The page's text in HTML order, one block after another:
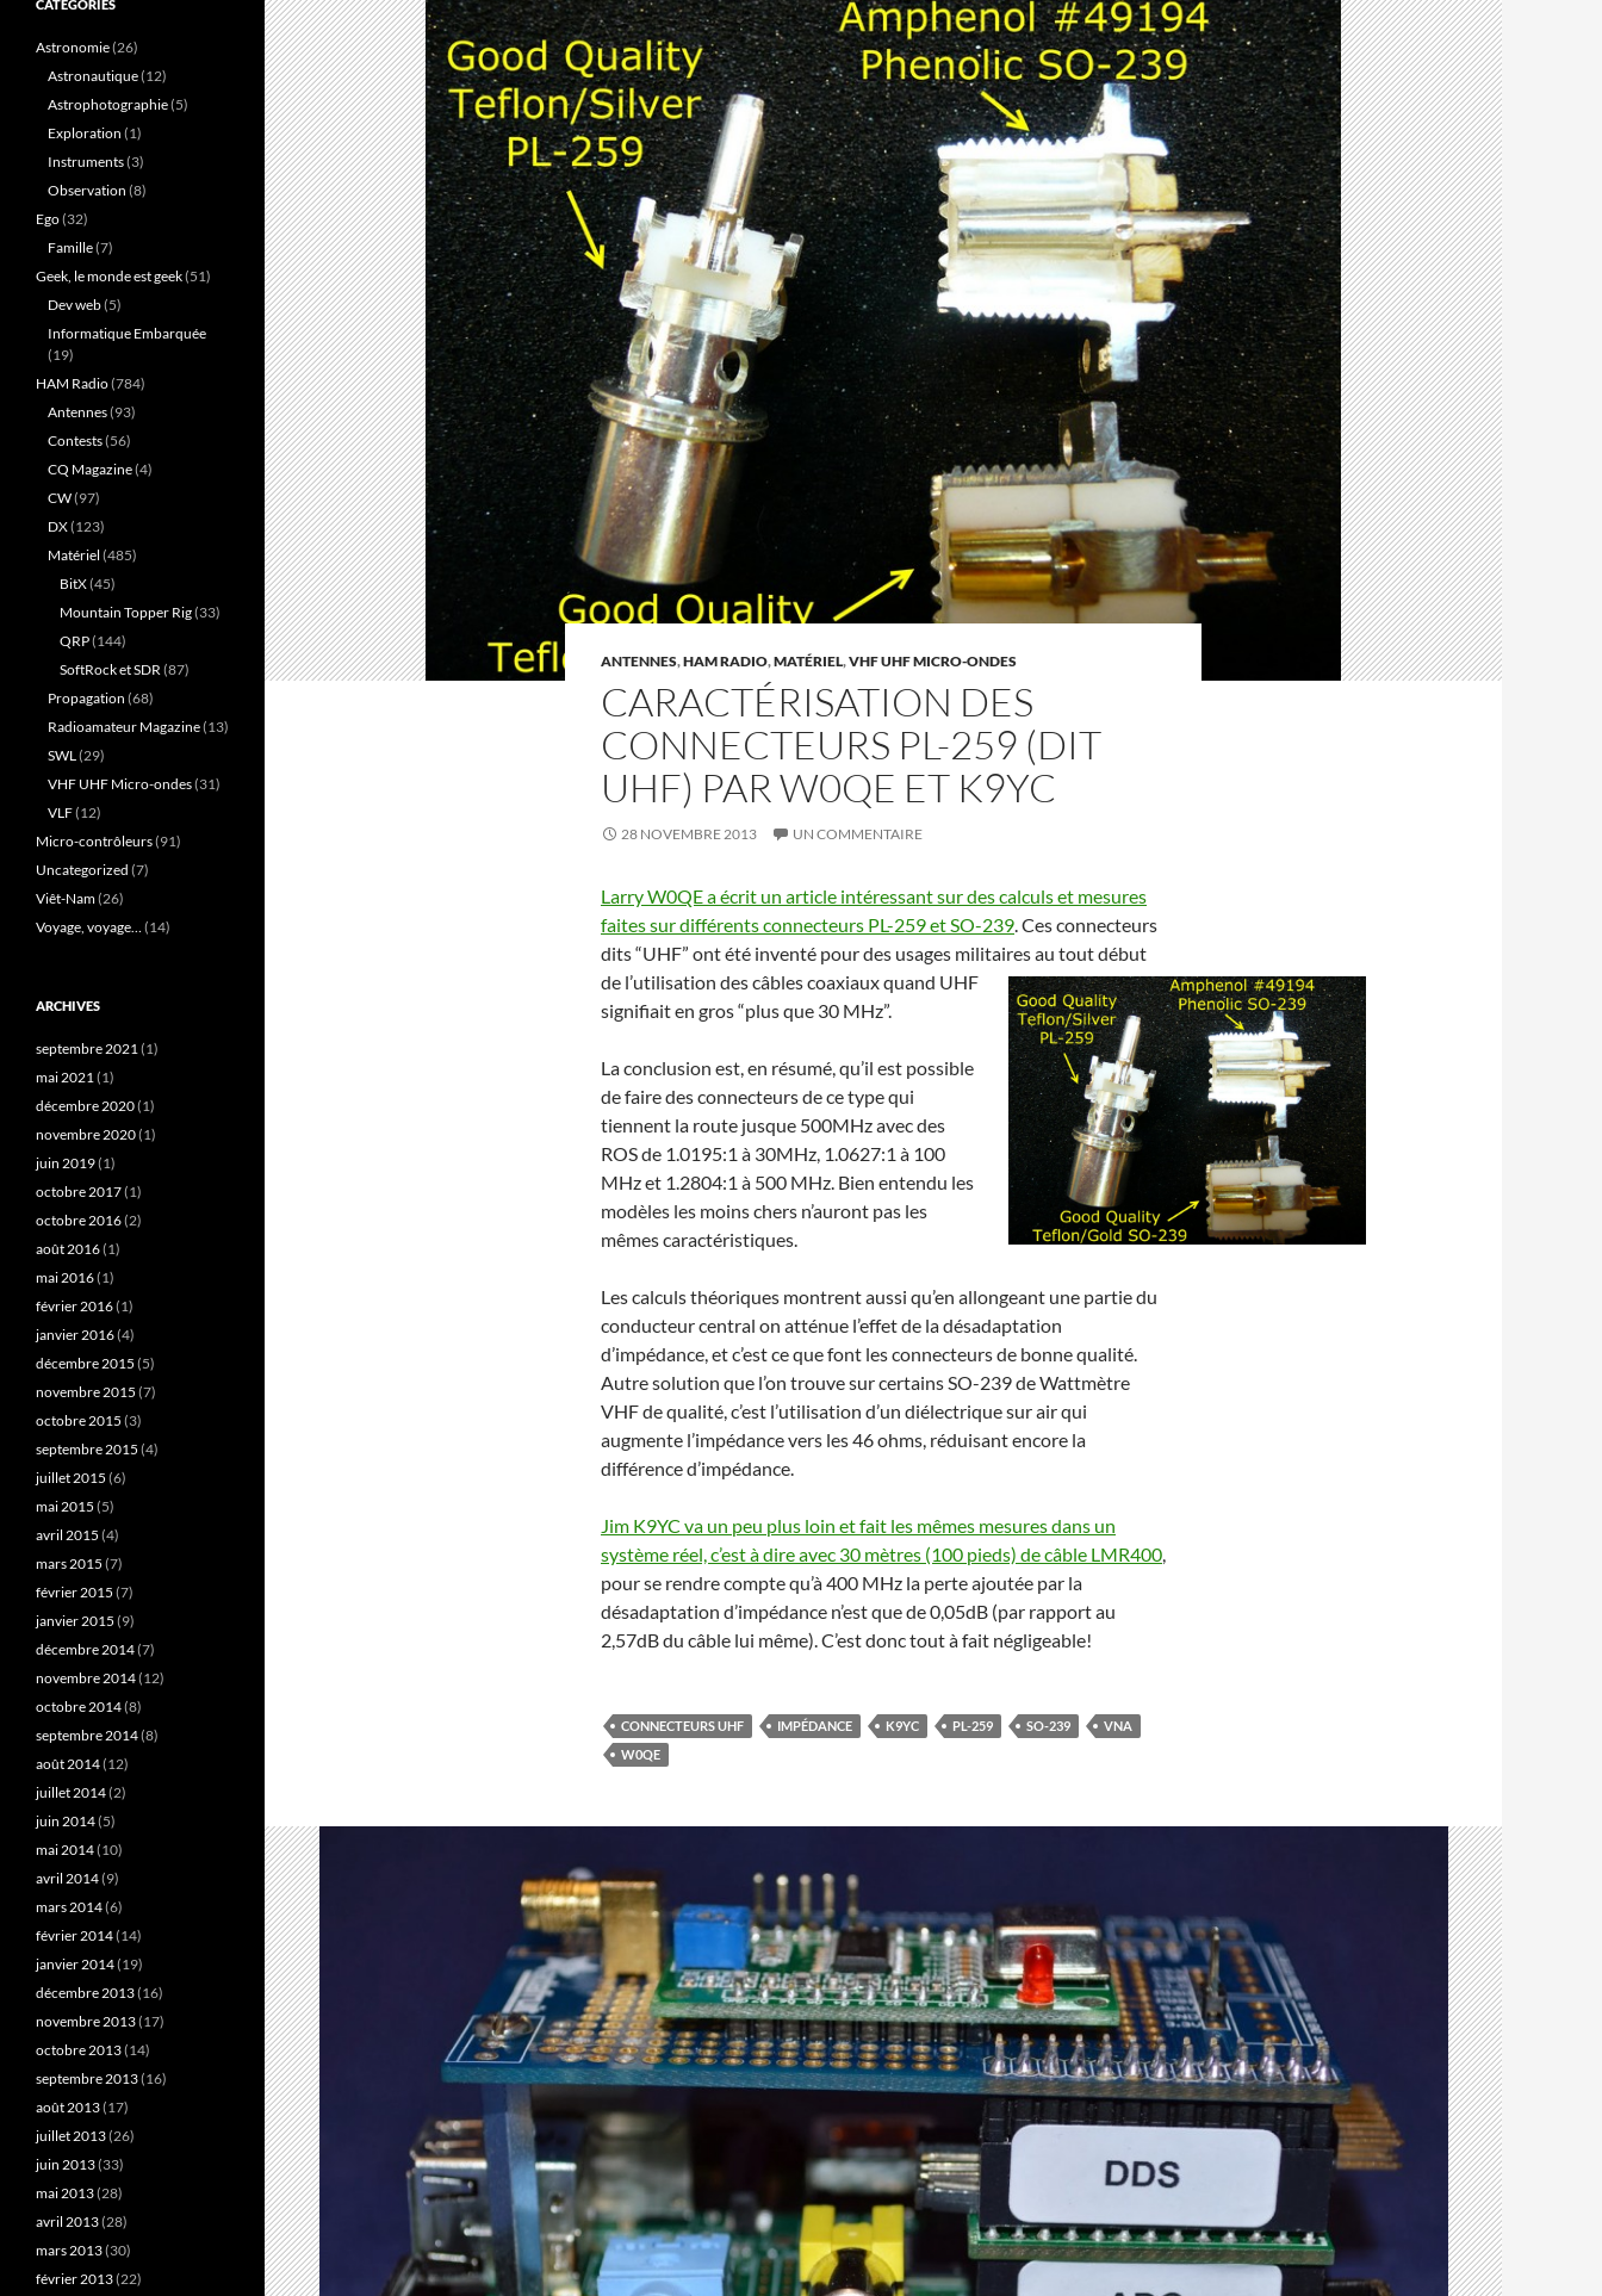
ANTENNES,HAM RADIO,MATÉRIEL,VHF UHF MICRO-ONDES
CARACTÉRISATION DES
CONNECTEURS PL-259 (DIT
UHF) PAR W0QE ET K9YC
28 NOVEMBRE 2013 UN COMMENTAIRE
Larry W0QE a écrit un article intéressant sur des calculs et mesures
faites sur différents connecteurs PL-259 et SO-239. Ces connecteurs
dits “UHF” ont été inventé pour des usages militaires au tout début
de l’utilisation des câbles coaxiauxquand UHF
signifiait en gros “plus que 30 MHz”.
La conclusion est, en résumé, qu’il est possible
de faire des connecteurs de ce type qui
tiennent la route jusque 500MHz avec des
ROS de 1.0195:1 à 30MHz, 1.0627:1 à 100
MHz et 1.2804:1 à 500 MHz. Bien entendu les
modèles les moins chers n’auront pas les
mêmes caractéristiques.
Les calculs théoriques montrent aussi qu’en allongeant une partie du
conducteur central on atténue l’effet de la désadaptation
d’impédance, et c’est ce que font les connecteurs de bonne qualité.
Autre solution que l’on trouve sur certains SO-239 de Wattmètre
VHF de qualité, c’est l’utilisation d’un diélectrique sur air qui
augmente l’impédance vers les 46 ohms, réduisant encore la
différence d’impédance.
Jim K9YC va un peu plus loin et fait les mêmes mesures dans un
système réel, c’est à dire avec 30 mètres (100 pieds) de câble LMR400,
pour se rendre compte qu’à 400 MHz la perte ajoutée par la
désadaptation d’impédance n’est que de 0,05dB (par rapport au
2,57dB du câble lui même). C’est donc tout à fait négligeable!
CONNECTEURS UHF IMPÉDANCE K9YC PL-259 SO-239
VNA
W0QE
CATÉGORIES
Astronomie(26)
Astronautique(12)
Astrophotographie(5)
Exploration (1)
Instruments(3)
Observation (8)
Ego(32)
Famille(7)
Geek, le monde est geek(51)
Dev web(5)
Informatique Embarquée
(19)
HAM Radio(784)
Antennes(93)
Contests(56)
CQ Magazine(4)
CW(97)
DX(123)
Matériel (485)
BitX(45)
Mountain Topper Rig(33)
QRP(144)
SoftRock et SDR(87)
Propagation (68)
Radioamateur Magazine(13)
SWL(29)
VHF UHF Micro-ondes(31)
VLF(12)
Micro-contrôleurs(91)
Uncategorized (7)
Viêt-Nam(26)
Voyage, voyage…(14)
ARCHIVES
septembre 2021(1)
mai 2021(1)
décembre 2020(1)
novembre 2020(1)
juin 2019(1)
octobre 2017(1)
octobre 2016(2)
août 2016(1)
mai 2016(1)
février 2016(1)
janvier 2016(4)
décembre 2015 (5)
novembre 2015 (7)
octobre 2015 (3)
septembre 2015 (4)
juillet 2015 (6)
mai 2015 (5)
avril 2015 (4)
mars 2015 (7)
février 2015 (7)
janvier 2015 (9)
décembre 2014(7)
novembre 2014(12)
octobre 2014(8)
septembre 2014(8)
août 2014(12)
juillet 2014(2)
juin 2014(5)
mai 2014(10)
avril 2014(9)
mars 2014(6)
février 2014(14)
janvier 2014(19)
décembre 2013(16)
novembre 2013(17)
octobre 2013(14)
septembre 2013(16)
août 2013(17)
juillet 2013(26)
juin 2013(33)
mai 2013(28)
avril 2013(28)
mars 2013(30)
février 2013(22)